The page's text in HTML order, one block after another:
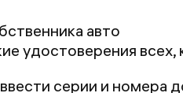
авто
удостоверения
серии и номера